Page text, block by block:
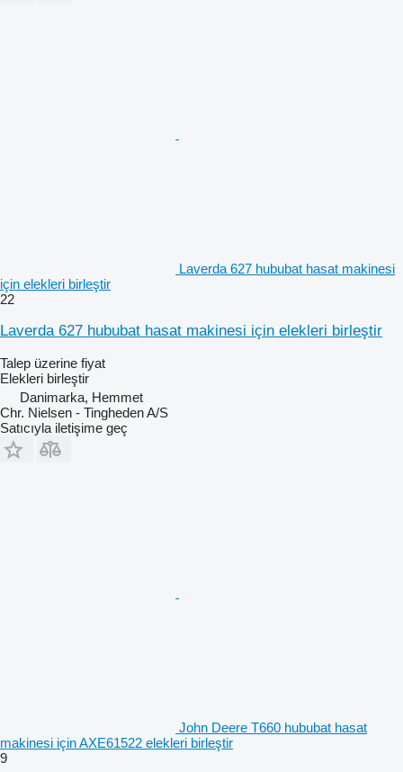
Laverda 627 hububat hasat makinesi
için elekleri birleştir
22
Laverda 627 hububat hasat makinesi için elekleri birleştir
Talep üzerine fiyat
Elekleri birleştir
Danimarka, Hemmet
Chr. Nielsen - Tingheden A/S
Satıcıyla iletişime geç
John Deere T660 hububat hasat
makinesi için AXE61522 elekleri birleştir
9